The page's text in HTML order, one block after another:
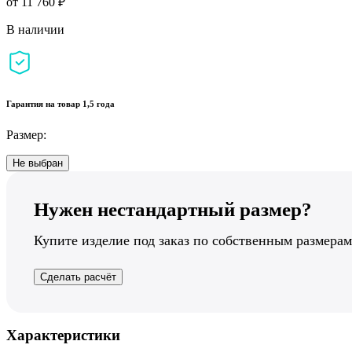
В наличии
Гарантия на товар 1,5 года
Размер:
Не выбран
Нужен нестандартный размер?
Купите изделие под заказ по собственным
Сделать расчёт
Характеристики